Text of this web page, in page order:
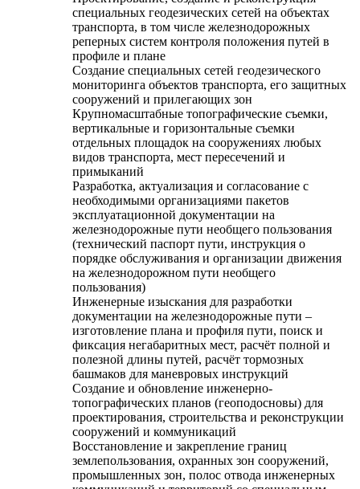
специальных геодезических сетей на объектах
транспорта, в том числе железнодорожных
реперных систем контроля положения путей в
профиле и плане
Создание специальных сетей геодезического
мониторинга объектов транспорта, его защитных
сооружений и прилегающих зон
Крупномасштабные топографические съемки,
вертикальные и горизонтальные съемки
отдельных площадок на сооружениях любых
видов транспорта, мест пересечений и
примыканий
Разработка, актуализация и согласование с
необходимыми организациями пакетов
эксплуатационной документации на
железнодорожные пути необщего пользования
(технический паспорт пути, инструкция о
порядке обслуживания и организации движения
на железнодорожном пути необщего
пользования)
Инженерные изыскания для разработки
документации на железнодорожные пути –
изготовление плана и профиля пути, поиск и
фиксация негабаритных мест, расчёт полной и
полезной длины путей, расчёт тормозных
башмаков для маневровых инструкций
Создание и обновление инженерно-
топографических планов (геоподосновы) для
проектирования, строительства и реконструкции
сооружений и коммуникаций
Восстановление и закрепление границ
землепользования, охранных зон сооружений,
промышленных зон, полос отвода инженерных